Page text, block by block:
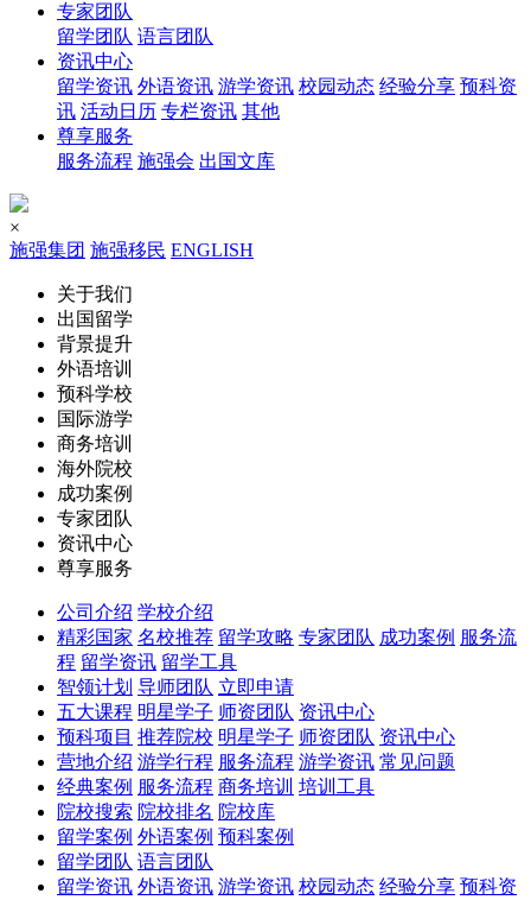
专家团队
留学团队 语言团队
资讯中心
留学资讯 外语资讯 游学资讯 校园动态 经验分享 预科资
讯 活动日历 专栏资讯 其他
尊享服务
服务流程 施强会 出国文库
×
施强集团 施强移民 ENGLISH
关于我们
出国留学
背景提升
外语培训
预科学校
国际游学
商务培训
海外院校
成功案例
专家团队
资讯中心
尊享服务
公司介绍 学校介绍
精彩国家 名校推荐 留学攻略 专家团队 成功案例 服务流
程 留学资讯 留学工具
智领计划 导师团队 立即申请
五大课程 明星学子 师资团队 资讯中心
预科项目 推荐院校 明星学子 师资团队 资讯中心
营地介绍 游学行程 服务流程 游学资讯 常见问题
经典案例 服务流程 商务培训 培训工具
院校搜索 院校排名 院校库
留学案例 外语案例 预科案例
留学团队 语言团队
留学资讯 外语资讯 游学资讯 校园动态 经验分享 预科资